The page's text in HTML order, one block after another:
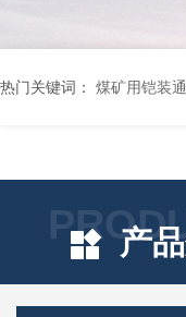
热门关键词： 煤矿用铠装通信电缆 煤矿用信号电缆 煤矿用通
产